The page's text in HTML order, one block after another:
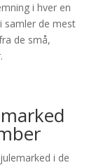
i hver en
samler de mest
de små,
i de